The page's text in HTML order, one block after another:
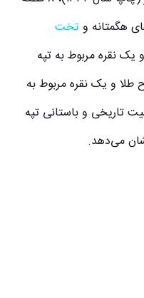
هگمتانه وتخت
لوح طلا و یک نقره مربوط به تپه
و یک نقره مربوط به
تاریخی و باستانی تپه
می‌دهد.